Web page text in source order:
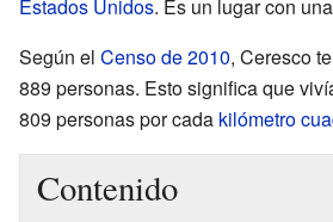
Estados Unidos. Es un lugar con
Según el Censo de 2010, Ceresco
889 personas. Esto significa que
809 personas por cada kilómetro
Contenido